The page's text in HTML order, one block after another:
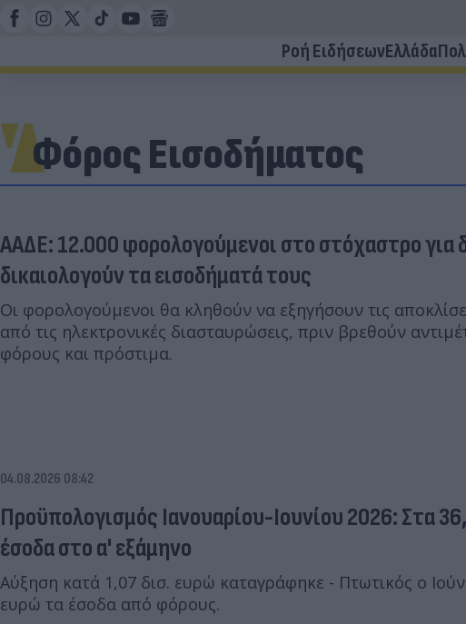
Ροή ΕιδήσεωνΕλλάδα
Φόρος Εισοδήματος
ΑΑΔΕ: 12.000 φορολογούμενοι στο στόχαστρο για
δικαιολογούν τα εισοδήματά τους
Οι φορολογούμενοι θα κληθούν να εξηγήσουν τις
από τις ηλεκτρονικές διασταυρώσεις, πριν βρεθούν
φόρους και πρόστιμα.
04.08.2026 08:42
Προϋπολογισμός Ιανουαρίου-Ιουνίου 2026: Στα 36,012 δισ. ευρώ τα
έσοδα στο α' εξάμηνο
Αύξηση κατά 1,07 δισ. ευρώ καταγράφηκε - Πτωτικός ο
ευρώ τα έσοδα από φόρους.